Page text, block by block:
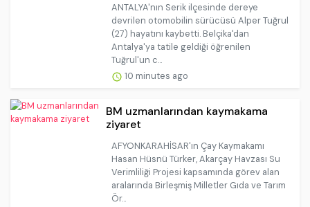
ANTALYA'nın Serik ilçesinde dereye
devrilen otomobilin sürücüsü Alper Tuğrul
(27) hayatını kaybetti. Belçika'dan
Antalya'ya tatile geldiği öğrenilen
Tuğrul'un c...
10 minutes ago
BM uzmanlarından kaymakama
ziyaret
AFYONKARAHİSAR'ın Çay Kaymakamı
Hasan Hüsnü Türker, Akarçay Havzası Su
Verimliliği Projesi kapsamında görev alan
aralarında Birleşmiş Milletler Gıda ve Tarım
Ör...